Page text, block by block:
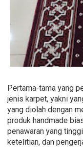
Pertama-tama yang
jenis karpet, yakni
yang diolah dengan
produk handmade
penawaran yang
ketelitian, dan